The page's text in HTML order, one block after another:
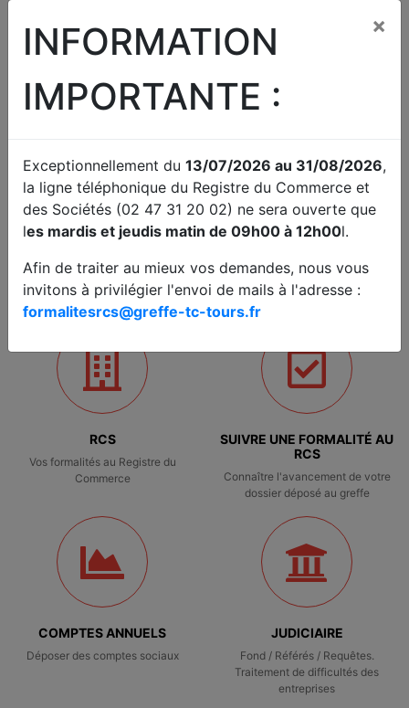
Le coût est de 13,16 € s'agissant du dépôt des actes
Si la société possède un ou des établissements
secondaires hors du ressort du greffe de Tours, ajouter
PARTAGER
RCS
Vos formalités au Registre du
Commerce
SUIVRE UNE FORMALITÉ AU
RCS
Connaître l'avancement de votre
dossier déposé au greffe
COMPTES ANNUELS
Déposer des comptes sociaux
JUDICIAIRE
Fond / Référés / Requêtes.
Traitement de difficultés des
entreprises
INFORMATION
IMPORTANTE :
×
Exceptionnellement du 13/07/2026 au 31/08/2026,
la ligne téléphonique du Registre du Commerce et
des Sociétés (02 47 31 20 02) ne sera ouverte que
les mardis et jeudis matin de 09h00 à 12h00l.
Afin de traiter au mieux vos demandes, nous vous
invitons à privilégier l'envoi de mails à l'adresse :
formalitesrcs@greffe-tc-tours.fr